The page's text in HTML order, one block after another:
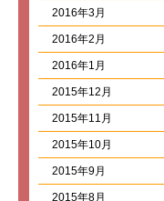
2016年3月
2016年2月
2016年1月
2015年12月
2015年11月
2015年10月
2015年9月
2015年8月